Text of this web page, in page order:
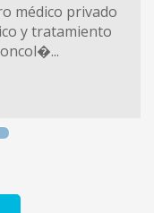
médico privado
y tratamiento